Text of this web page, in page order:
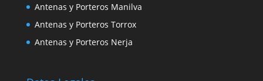
Antenas y Porteros Manilva
Antenas y Porteros Torrox
Antenas y Porteros Nerja